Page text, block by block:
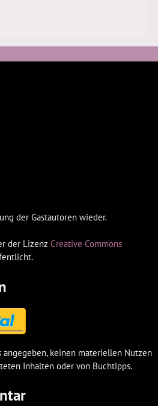
der Gastautoren wieder.
der Lizenz Creative Commons
angegeben, keinen materiellen Nutzen
Inhalten oder von Buchtipps.